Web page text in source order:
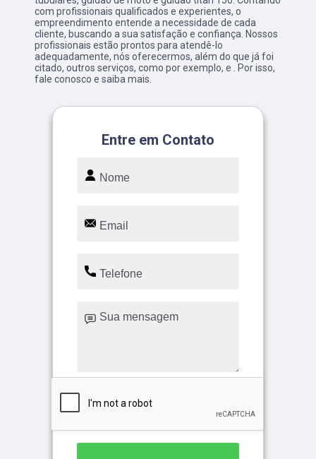
com profissionais qualificados e experientes, o
empreendimento entende a necessidade de cada
cliente, buscando a sua satisfação e confiança. Nossos
profissionais estão prontos para atendê-lo
adequadamente, nós oferecermos, além do que já foi
citado, outros serviços, como por exemplo, e . Por isso,
fale conosco e saiba mais.
Entre em Contato